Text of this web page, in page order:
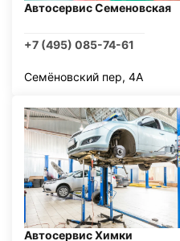
Автосервис Семеновская
+7 (495) 085-74-61
Семёновский пер, 4А
Автосервис Химки